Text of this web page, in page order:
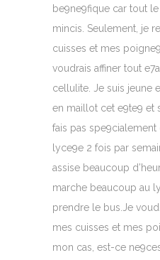
be9ne9fique car tout
mincis. Seulement, je
cuisses et mes
voudrais affiner tout
cellulite. Je suis jeune
en maillot cet e9te9 et
fais pas spe9cialement
lyce9e 2 fois par
assise beaucoup
marche beaucoup au
prendre le bus.Je
mes cuisses et mes
mon cas, est-ce